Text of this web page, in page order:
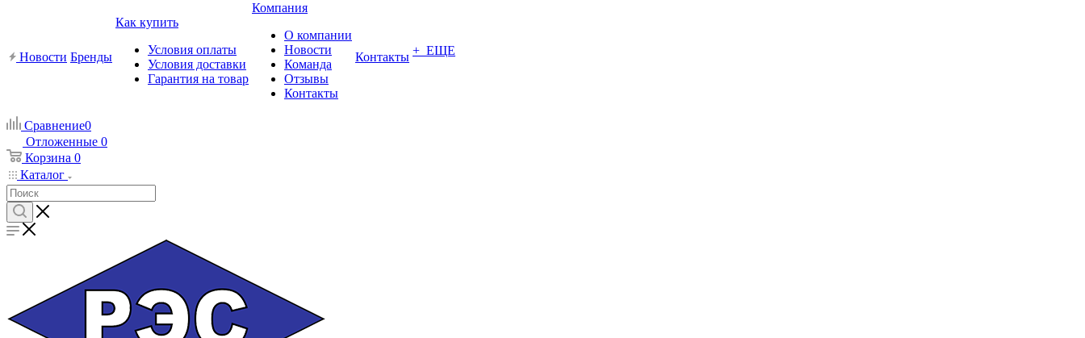
Новости Бренды
Как купить
Условия оплаты
Условия доставки
Гарантия на товар
Компания
О компании
Новости
Команда
Отзывы
Контакты
Контакты + ЕЩЕ
Сравнение0
Отложенные 0
Корзина 0
Каталог